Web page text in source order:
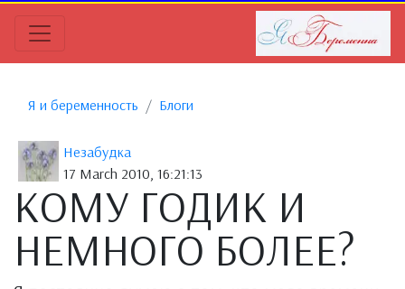
Я и беременность Блоги
Незабудка
17 March 2010, 16:21:13
КОМУ ГОДИК И
НЕМНОГО БОЛЕЕ?